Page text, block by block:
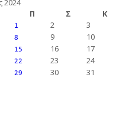
2024
Π Σ Κ
1 2 3
8 9 10
15 16
17
22 23
24
29 30 31